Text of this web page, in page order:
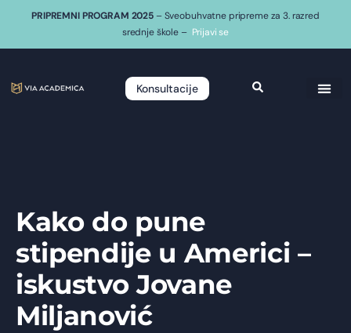
PRIPREMNI PROGRAM 2025 – Sveobuhvatne pripreme za 3. razred
srednje škole – Prijavi se
Konsultacije
Kako do pune
stipendije u Americi –
iskustvo Jovane
Miljanović